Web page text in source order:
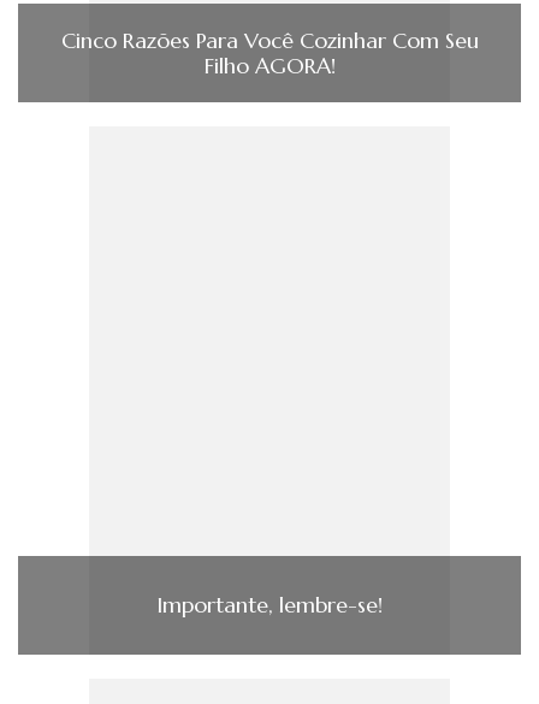
Cinco Razões Para Você Cozinhar Com Seu
Filho AGORA!
Importante, lembre-se!